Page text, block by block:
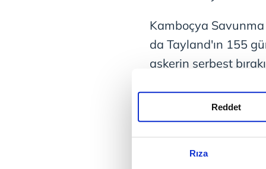
Rıza
Reddet
Kamboçya Savunma
da Tayland'ın 155
askerin serbest
önemli katkı
gelecekte her iki ülke
ve ilişkilerin tam
yaratacağına